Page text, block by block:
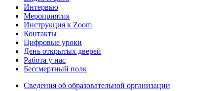
Интервью
Мероприятия
Инструкция к Zoom
Контакты
Цифровые уроки
День открытых дверей
Работа у нас
Бессмертный полк
Сведения об образовательной организации